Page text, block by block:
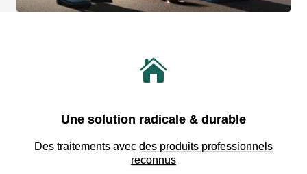

Une solution radicale & durable
Des traitements avec des produits professionnels
reconnus